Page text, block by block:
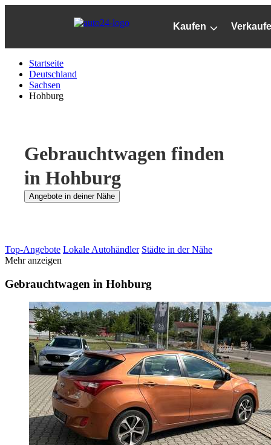
Kaufen
Startseite
Deutschland
Sachsen
Hohburg
Gebrauchtwagen finden
in Hohburg
Angebote in deiner Nähe
Top-Angebote Lokale Autohändler Städte in der Nähe
Mehr anzeigen
Gebrauchtwagen in Hohburg